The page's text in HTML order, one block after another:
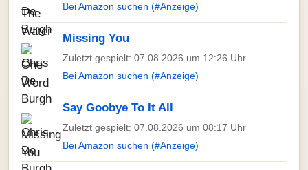
Bei Amazon suchen (#Anzeige)
Missing You
Zuletzt gespielt: 07.08.2026 um 12:26 Uhr
Bei Amazon suchen (#Anzeige)
Say Goobye To It All
Zuletzt gespielt: 07.08.2026 um 08:17 Uhr
Bei Amazon suchen (#Anzeige)